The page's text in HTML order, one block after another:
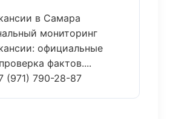
в Самара
мониторинг
официальные
фактов....
(971) 790-28-87